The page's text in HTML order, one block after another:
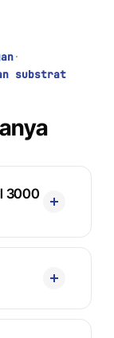
·
substrat
3000